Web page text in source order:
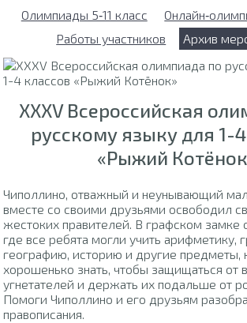
Олимпиады 5‑11 класс
Работы участников
Архив
XXXV Всероссийская
русскому языку для 1-
«Рыжий
Чиполлино, отважный и неунывающий
вместе со своими друзьями освободил
жестоких правителей. В графском замке
где все ребята могли учить арифметику,
географию, историю и другие предметы,
хорошенько знать, чтобы защищаться от
угнетателей и держать их подальше от
Помоги Чиполлино и его друзьям
правописания.